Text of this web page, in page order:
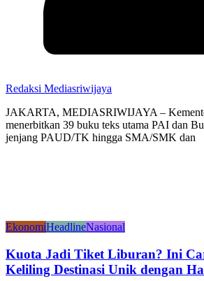
Redaksi Mediasriwijaya
JAKARTA, MEDIASRIWIJAYA –
menerbitkan 39 buku teks utama PAI dan
jenjang PAUD/TK hingga SMA/SMK dan
EkonomiHeadlineNasional
Kuota Jadi Tiket Liburan? Ini
Keliling Destinasi Unik dengan